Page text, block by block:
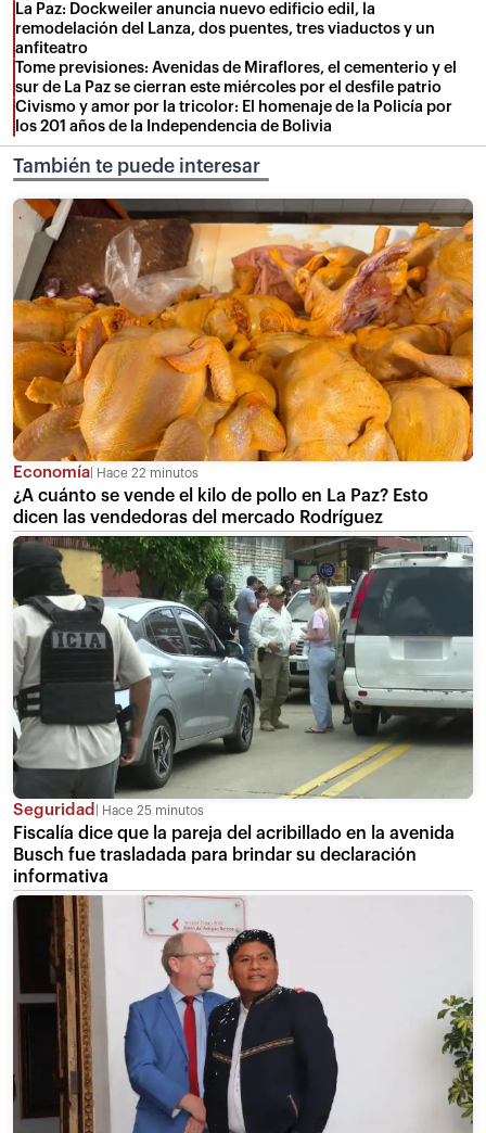
La Paz: Dockweiler anuncia nuevo edificio edil, la
remodelación del Lanza, dos puentes, tres viaductos y un
anfiteatro
Tome previsiones: Avenidas de Miraflores, el cementerio y el
sur de La Paz se cierran este miércoles por el desfile patrio
Civismo y amor por la tricolor: El homenaje de la Policía por
los 201 años de la Independencia de Bolivia
También te puede interesar
Economía Hace 22 minutos
¿A cuánto se vende el kilo de pollo en La Paz? Esto
dicen las vendedoras del mercado Rodríguez
Seguridad Hace 25 minutos
Fiscalía dice que la pareja del acribillado en la avenida
Busch fue trasladada para brindar su declaración
informativa